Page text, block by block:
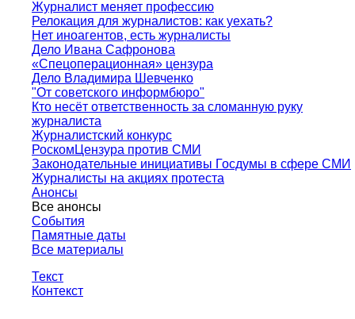
Журналист меняет профессию
Релокация для журналистов: как уехать?
Нет иноагентов, есть журналисты
Дело Ивана Сафронова
«Спецоперационная» цензура
Дело Владимира Шевченко
"От советского информбюро"
Кто несёт ответственность за сломанную руку
журналиста
Журналистский конкурс
РоскомЦензура против СМИ
Законодательные инициативы Госдумы в сфере СМИ
Журналисты на акциях протеста
Анонсы
Все анонсы
События
Памятные даты
Все материалы
Текст
Контекст